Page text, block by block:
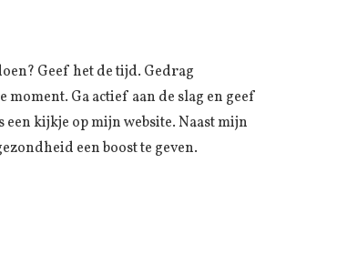
Geef het de tijd. Gedrag
Ga actief aan de slag en geef
een kijkje op mijn website. Naast mijn
een boost te geven.